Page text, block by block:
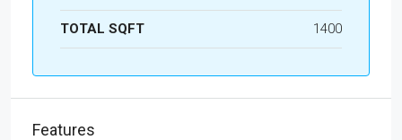
TOTAL SQFT 1400
Features